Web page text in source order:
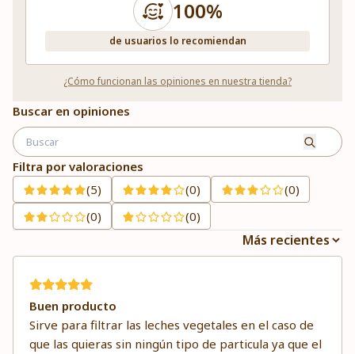
100%
de usuarios lo recomiendan
¿Cómo funcionan las opiniones en nuestra tienda?
Buscar en opiniones
Filtra por valoraciones
(5)
(0)
(0)
(0)
(0)
Buen producto
Sirve para filtrar las leches vegetales en el caso de
que las quieras sin ningún tipo de particula ya que el